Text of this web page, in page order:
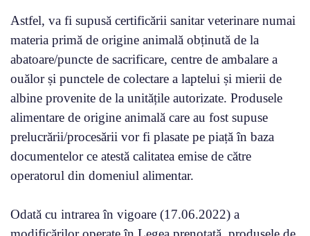
Astfel, va fi supusă certificării sanitar veterinare numai
materia primă de origine animală obținută de la
abatoare/puncte de sacrificare, centre de ambalare a
ouălor și punctele de colectare a laptelui și mierii de
albine provenite de la unitățile autorizate. Produsele
alimentare de origine animală care au fost supuse
prelucrării/procesării vor fi plasate pe piață în baza
documentelor ce atestă calitatea emise de către
operatorul din domeniul alimentar.
Odată cu intrarea în vigoare (17.06.2022) a